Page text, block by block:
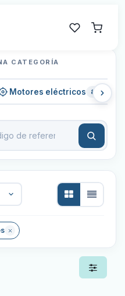
CATEGORÍA
Motores eléctricos 820